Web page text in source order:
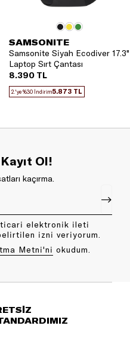
SAMSONITE
Samsonite Siyah Ecodiver 17.3"
Laptop Sırt Çantası
8.390 TL
2.'ye %30 İndirim5.873 TL
Ol!
kaçırma.
ticari elektronik ileti
izni veriyorum.
Metni'ni okudum.